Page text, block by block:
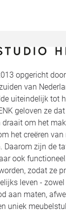
opgericht
van
uiteindelijk tot
geloven ze
om het
het creëren
Daarom zijn de
ook
zodat ze
leven -
aan maten,
uniek